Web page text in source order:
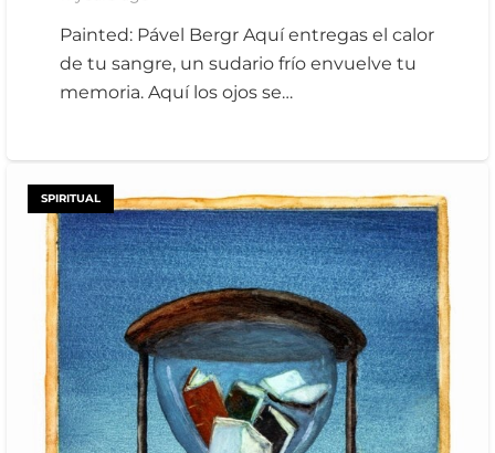
Painted: Pável Bergr Aquí entregas el calor
de tu sangre, un sudario frío envuelve tu
memoria. Aquí los ojos se…
SPIRITUAL